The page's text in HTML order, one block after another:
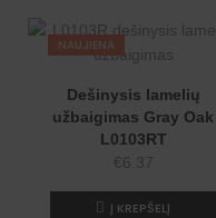
:
NAUJIENA
Dešinysis lamelių
užbaigimas Gray Oak
L0103RT
€6.37
Į KREPŠELĮ